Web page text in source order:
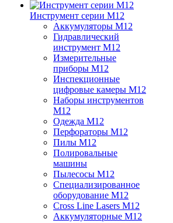
Инструмент серии M12
Аккумуляторы M12
Гидравлический
инструмент M12
Измерительные
приборы M12
Инспекционные
цифровые камеры M12
Наборы инструментов
M12
Одежда M12
Перфораторы M12
Пилы M12
Полировальные
машины
Пылесосы M12
Специализированное
оборудование M12
Cross Line Lasers M12
Аккумуляторные M12